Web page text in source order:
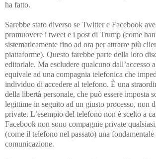
ha fatto.
Sarebbe stato diverso se Twitter e Facebook
promuovere i tweet e i post di Trump (come
sistematicamente fino ad ora per attrarre più
piattaforme). Questo farebbe parte della loro
editoriale. Ma escludere qualcuno dall’accesso
equivale ad una compagnia telefonica che
individuo di accedere al telefono. È una
della libertà personale, che può essere imposta
legittime in seguito ad un giusto processo, non
private. L’esempio del telefono non è scelto a
Facebook non sono compagnie private
(come il telefono nel passato) una
comunicazione.